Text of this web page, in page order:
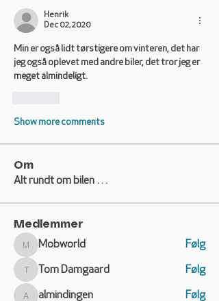
Henrik
Dec 02, 2020
Min er også lidt tørstigere om vinteren, det har
jeg også oplevet med andre biler, det tror jeg er
meget almindeligt.
Show more comments
Om
Alt rundt om bilen …
Medlemmer
Mobworld
Mobworld Følg
Tom Damgaard
Tom Damgaard Følg
almindingen Følg